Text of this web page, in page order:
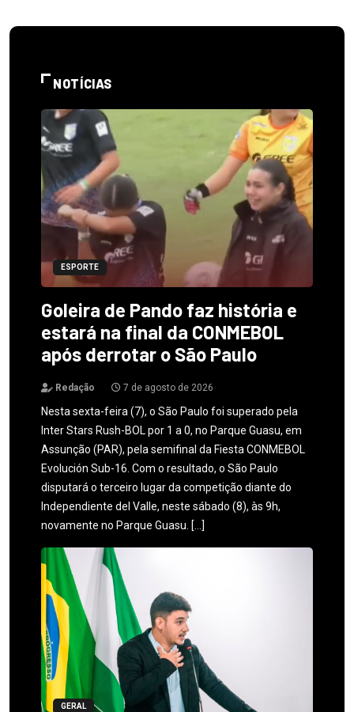
NOTÍCIAS
ESPORTE
Goleira de Pando faz história e
estará na final da CONMEBOL
após derrotar o São Paulo
Redação 7 de agosto de 2026
Nesta sexta-feira (7), o São Paulo foi superado pela
Inter Stars Rush-BOL por 1 a 0, no Parque Guasu, em
Assunção (PAR), pela semifinal da Fiesta CONMEBOL
Evolución Sub-16. Com o resultado, o São Paulo
disputará o terceiro lugar da competição diante do
Independiente del Valle, neste sábado (8), às 9h,
novamente no Parque Guasu. […]
GERAL